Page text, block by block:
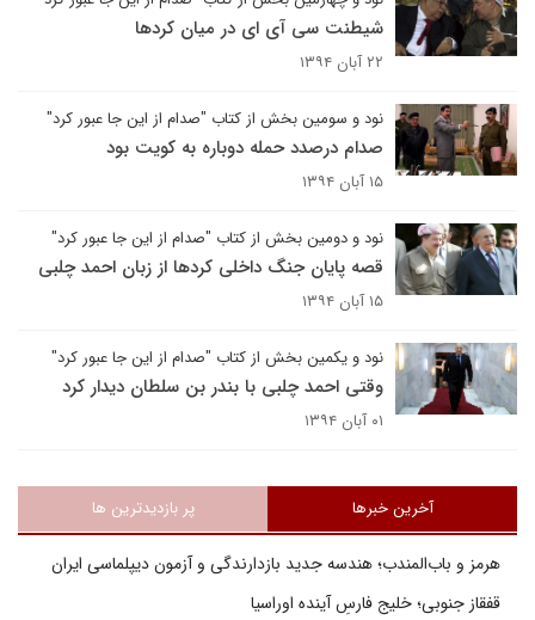
شیطنت سی آی ای در میان کردها
۲۲ آبان ۱۳۹۴
نود و سومین بخش از کتاب "صدام از این جا عبور کرد"
صدام درصدد حمله دوباره به کویت بود
۱۵ آبان ۱۳۹۴
نود و دومین بخش از کتاب "صدام از این جا عبور کرد"
قصه پایان جنگ داخلی کردها از زبان احمد چلبی
۱۵ آبان ۱۳۹۴
نود و یکمین بخش از کتاب "صدام از این جا عبور کرد"
وقتی احمد چلبی با بندر بن سلطان دیدار کرد
۰۱ آبان ۱۳۹۴
آخرین خبرها پر بازدیدترین ها
هرمز و باب‌المندب؛ هندسه جدید بازدارندگی و آزمون دیپلماسی ایران
قفقاز جنوبی؛ خلیج فارسِ آینده اوراسیا